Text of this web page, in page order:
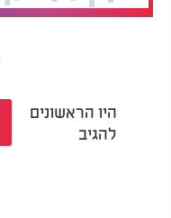
היו הראשונים
להגיב